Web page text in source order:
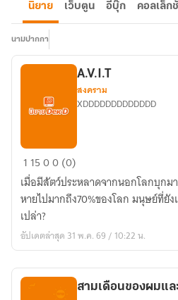
นิยาย เว็บตูน อีบุ๊ก คอลเล็ก
นามปากกา
A.V.I.T
A.V.I.T
สงคราม
XDDDDDDDDDDDDD
1 1500 (0)
เมื่อมีสัตว์ประหลาดจากนอกโลกบุก
หายไปมากถึง70%ของโลก มนุษย์ที่ยั
เปล่า?
อัปเดตล่าสุด 31 พ.ค. 69 / 10:22 น.
สามเดือนของผมแล